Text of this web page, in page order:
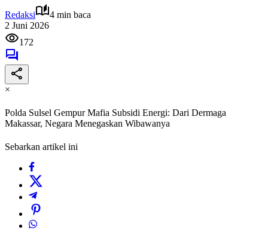
Redaksi
4 min baca
2 Juni 2026
172
×
Polda Sulsel Gempur Mafia Subsidi Energi: Dari Dermaga
Makassar, Negara Menegaskan Wibawanya
Sebarkan artikel ini